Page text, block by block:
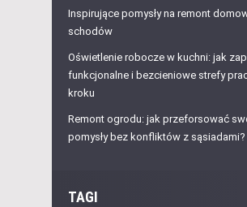
Inspirujące pomysły na remont
schodów
Oświetlenie robocze w kuchni: jak
funkcjonalne i bezcieniowe strefy
kroku
Remont ogrodu: jak przeforsować
pomysły bez konfliktów z sąsiadami?
TAGI